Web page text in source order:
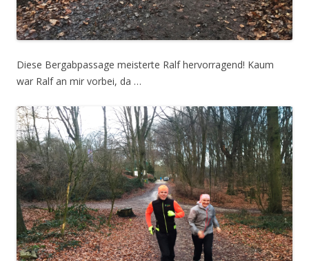
Diese Bergabpassage meisterte Ralf hervorragend! Kaum
war Ralf an mir vorbei, da …